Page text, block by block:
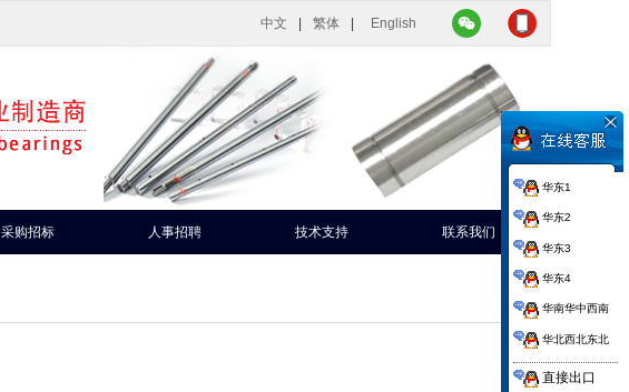
中文 繁体 English
采购招标 人事招聘 技术支持 联系我们
华东1
华东2
华东3
华东4
华南华中西南
华北西北东北
直接出口